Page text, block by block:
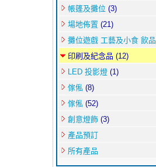
帳篷及攤位 (3)
場地佈置 (21)
攤位遊戲 工藝及小食 飲品
印刷及紀念品 (12)
LED 投影燈 (1)
傢俬 (8)
傢俬 (52)
創意燈飾 (3)
產品預訂
所有產品